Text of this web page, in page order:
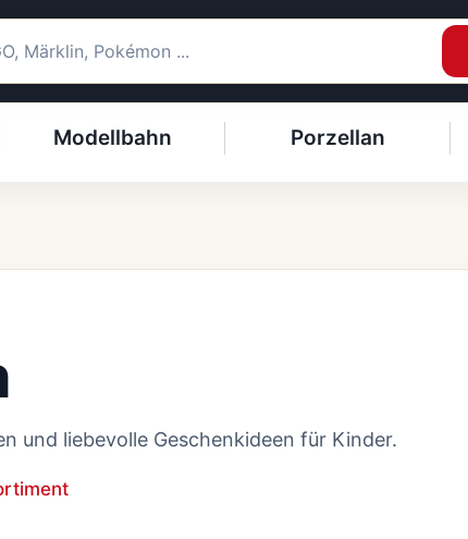
Modellbahn Porzellan
und liebevolle Geschenkideen für Kinder.